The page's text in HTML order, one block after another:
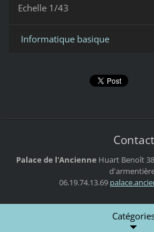
Echelle 1/43
Informatique basique
Contact
Palace de l'Ancienne Huart Benoît
06.19.74.13.69 palace.a